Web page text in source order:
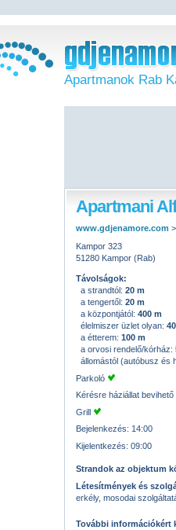
Apartmanok Rab
Apartmani
www.gdjenamore.com >
Kampor 323
51280 Kampor (Rab)
Távolságok:
a strandtól: 20 m
a tengertől: 20 m
a központjától: 400 m
élelmiszer üzlet olyan:
a étterem: 100 m
a orvosi rendelő/kórház:
állomástól (autóbusz és
Parkoló
Kérésre háziállat bevihető
Grill
Bejelenkezés: 14:00
Kijelentkezés: 09:00
Strandok az objektum
Létesítmények és
erkély, mosodai
További információkért